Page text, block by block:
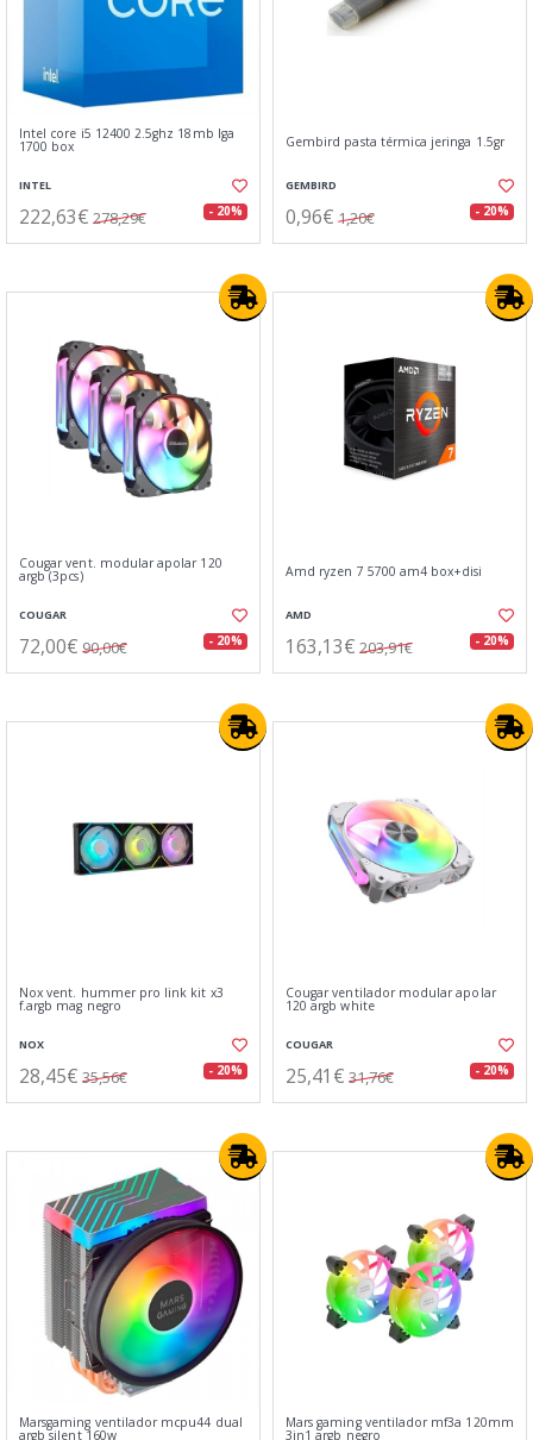
Intel core i5 12400 2.5ghz 18mb lga
1700 box
INTEL
222,63€ 278,29€ - 20%
Gembird pasta térmica jeringa 1.5gr
GEMBIRD
0,96€ 1,20€ - 20%
Cougar vent. modular apolar 120
argb (3pcs)
COUGAR
72,00€ 90,00€ - 20%
Amd ryzen 7 5700 am4 box+disi
AMD
163,13€ 203,91€ - 20%
Nox vent. hummer pro link kit x3
f.argb mag negro
NOX
28,45€ 35,56€ - 20%
Cougar ventilador modular apolar
120 argb white
COUGAR
25,41€ 31,76€ - 20%
Marsgaming ventilador mcpu44 dual
argb silent 160w
Mars gaming ventilador mf3a 120mm
3in1 argb negro